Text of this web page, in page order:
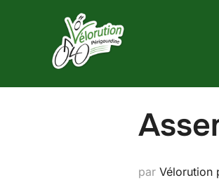
par Vélorution